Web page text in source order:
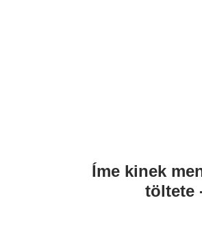
Íme kinek
töltete